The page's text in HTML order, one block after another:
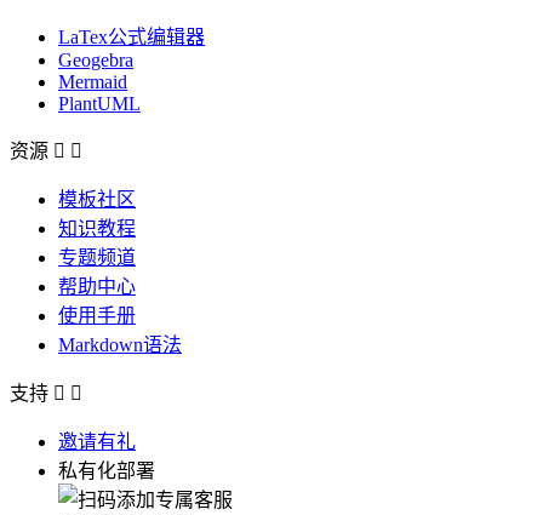
LaTex公式编辑器
Geogebra
Mermaid
PlantUML
资源  
模板社区
知识教程
专题频道
帮助中心
使用手册
Markdown语法
支持  
邀请有礼
私有化部署